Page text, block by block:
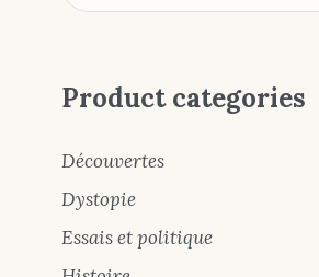
Product categories
Découvertes
Dystopie
Essais et politique